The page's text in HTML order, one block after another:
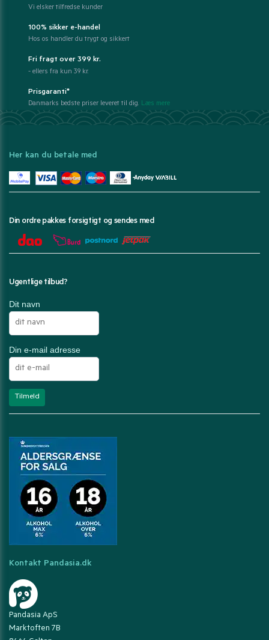
Vi elsker tilfredse kunder
100% sikker e-handel
Hos os handler du trygt og sikkert
Fri fragt over 399 kr.
- ellers fra kun 39 kr.
Prisgaranti*
Danmarks bedste priser leveret til dig. Læs mere
Her kan du betale med
Din ordre pakkes forsigtigt og sendes med
Ugentlige tilbud?
Dit navn
Din e-mail adresse
Kontakt Pandasia.dk
Pandasia ApS
Marktoften 7B